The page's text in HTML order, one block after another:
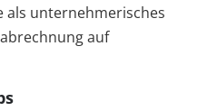
als unternehmerisches
auf